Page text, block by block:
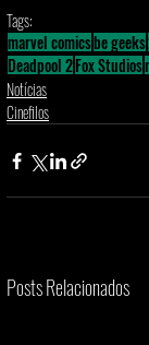
Tags:
marvel comicsbe geeks
Deadpool 2Fox Studios
Notícias
Cinefilos
Posts Relacionados